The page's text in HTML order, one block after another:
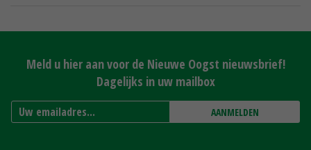
Meld u hier aan voor de Nieuwe Oogst nieuwsbrief!
Dagelijks in uw mailbox
AANMELDEN